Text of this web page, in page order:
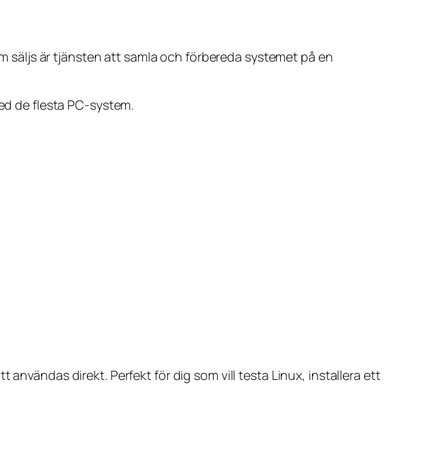
säljs är tjänsten att samla och förbereda systemet på en
de flesta PC-system.
direkt. Perfekt för dig som vill testa Linux, installera ett